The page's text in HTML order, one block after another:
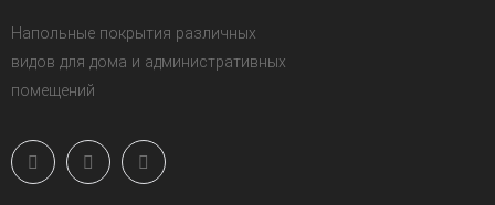
Напольные покрытия различных
видов для дома и административных
помещений